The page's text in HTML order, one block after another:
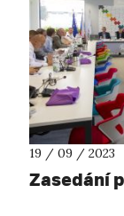
19 / 09 / 2023
Zasedání